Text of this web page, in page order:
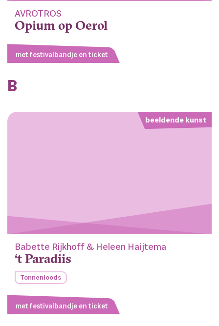
AVROTROS
Opium op Oerol
met festivalbandje en ticket
B
beeldende kunst
Babette Rijkhoff & Heleen Haijtema
‘t Paradiis
Tonnenloods
met festivalbandje en ticket